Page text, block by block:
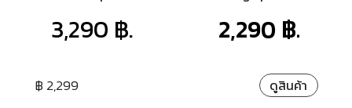
3,290 ฿. 2,290 ฿.
฿ 2,299 ดูสินค้า